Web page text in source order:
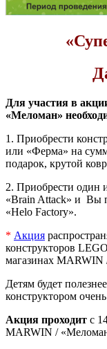
Для участия в
«Меломан»
1. Приобрести
или «Ферма» на
подарок, крутой
2. Приобрести один
«Brain Attack» и Вы
«Helo Factory».
* Акция
конструкторов
магазинах
Детям будет
конструктором
Акция проходит с
MARWIN /